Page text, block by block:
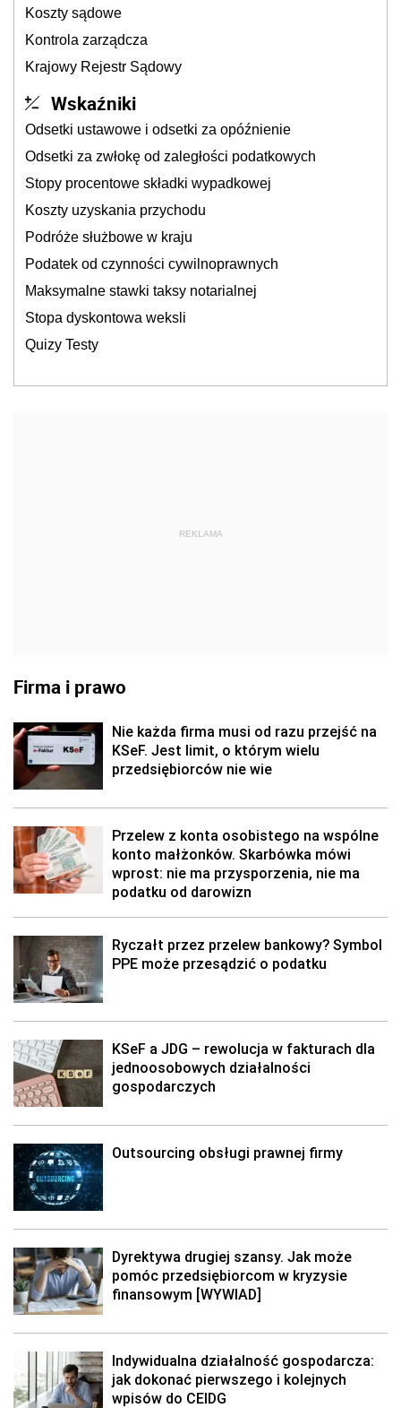
Koszty sądowe
Kontrola zarządcza
Krajowy Rejestr Sądowy
Wskaźniki
Odsetki ustawowe i odsetki za opóźnienie
Odsetki za zwłokę od zaległości podatkowych
Stopy procentowe składki wypadkowej
Koszty uzyskania przychodu
Podróże służbowe w kraju
Podatek od czynności cywilnoprawnych
Maksymalne stawki taksy notarialnej
Stopa dyskontowa weksli
Quizy Testy
REKLAMA
Firma i prawo
Nie każda firma musi od razu przejść na
KSeF. Jest limit, o którym wielu
przedsiębiorców nie wie
Przelew z konta osobistego na wspólne
konto małżonków. Skarbówka mówi
wprost: nie ma przysporzenia, nie ma
podatku od darowizn
Ryczałt przez przelew bankowy? Symbol
PPE może przesądzić o podatku
KSeF a JDG – rewolucja w fakturach dla
jednoosobowych działalności
gospodarczych
Outsourcing obsługi prawnej firmy
Dyrektywa drugiej szansy. Jak może
pomóc przedsiębiorcom w kryzysie
finansowym [WYWIAD]
Indywidualna działalność gospodarcza:
jak dokonać pierwszego i kolejnych
wpisów do CEIDG